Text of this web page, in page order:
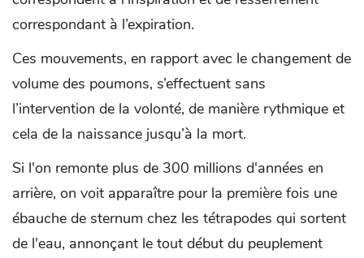
correspondant à l’expiration.
Ces mouvements, en rapport avec le changement de
volume des poumons, s’effectuent sans
l’intervention de la volonté, de manière rythmique et
cela de la naissance jusqu’à la mort.
Si l'on remonte plus de 300 millions d'années en
arrière, on voit apparaître pour la première fois une
ébauche de sternum chez les tétrapodes qui sortent
de l'eau, annonçant le tout début du peuplement